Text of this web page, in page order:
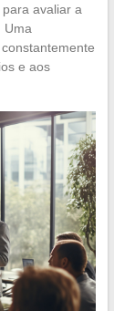
avaliar a
Uma
e aos